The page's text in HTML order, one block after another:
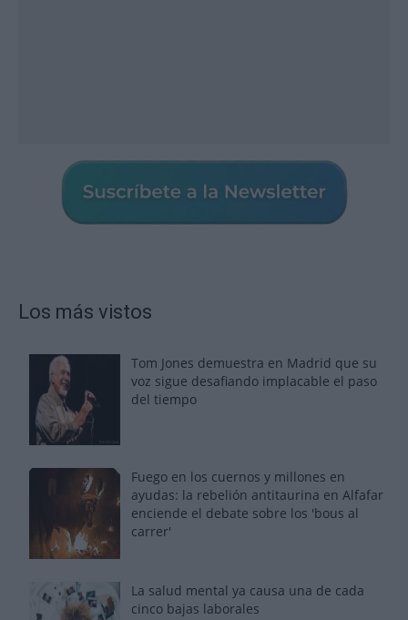
Los más vistos
Tom Jones demuestra en Madrid que su
voz sigue desafiando implacable el paso
del tiempo
Fuego en los cuernos y millones en
ayudas: la rebelión antitaurina en Alfafar
enciende el debate sobre los 'bous al
carrer'
La salud mental ya causa una de cada
cinco bajas laborales